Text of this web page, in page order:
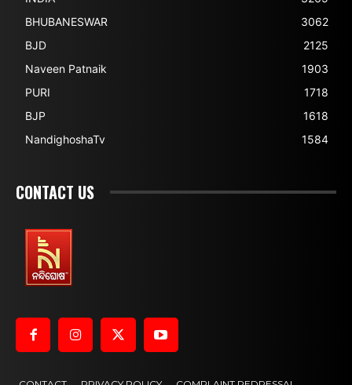
BHUBANESWAR
3062
BJD
2125
Naveen Patnaik
1903
PURI
1718
BJP
1618
NandighoshaTv
1584
CONTACT US